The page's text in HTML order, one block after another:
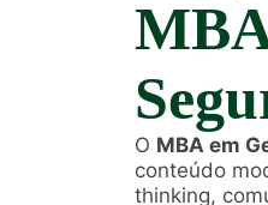
O MBA em
conteúdo
thinking,